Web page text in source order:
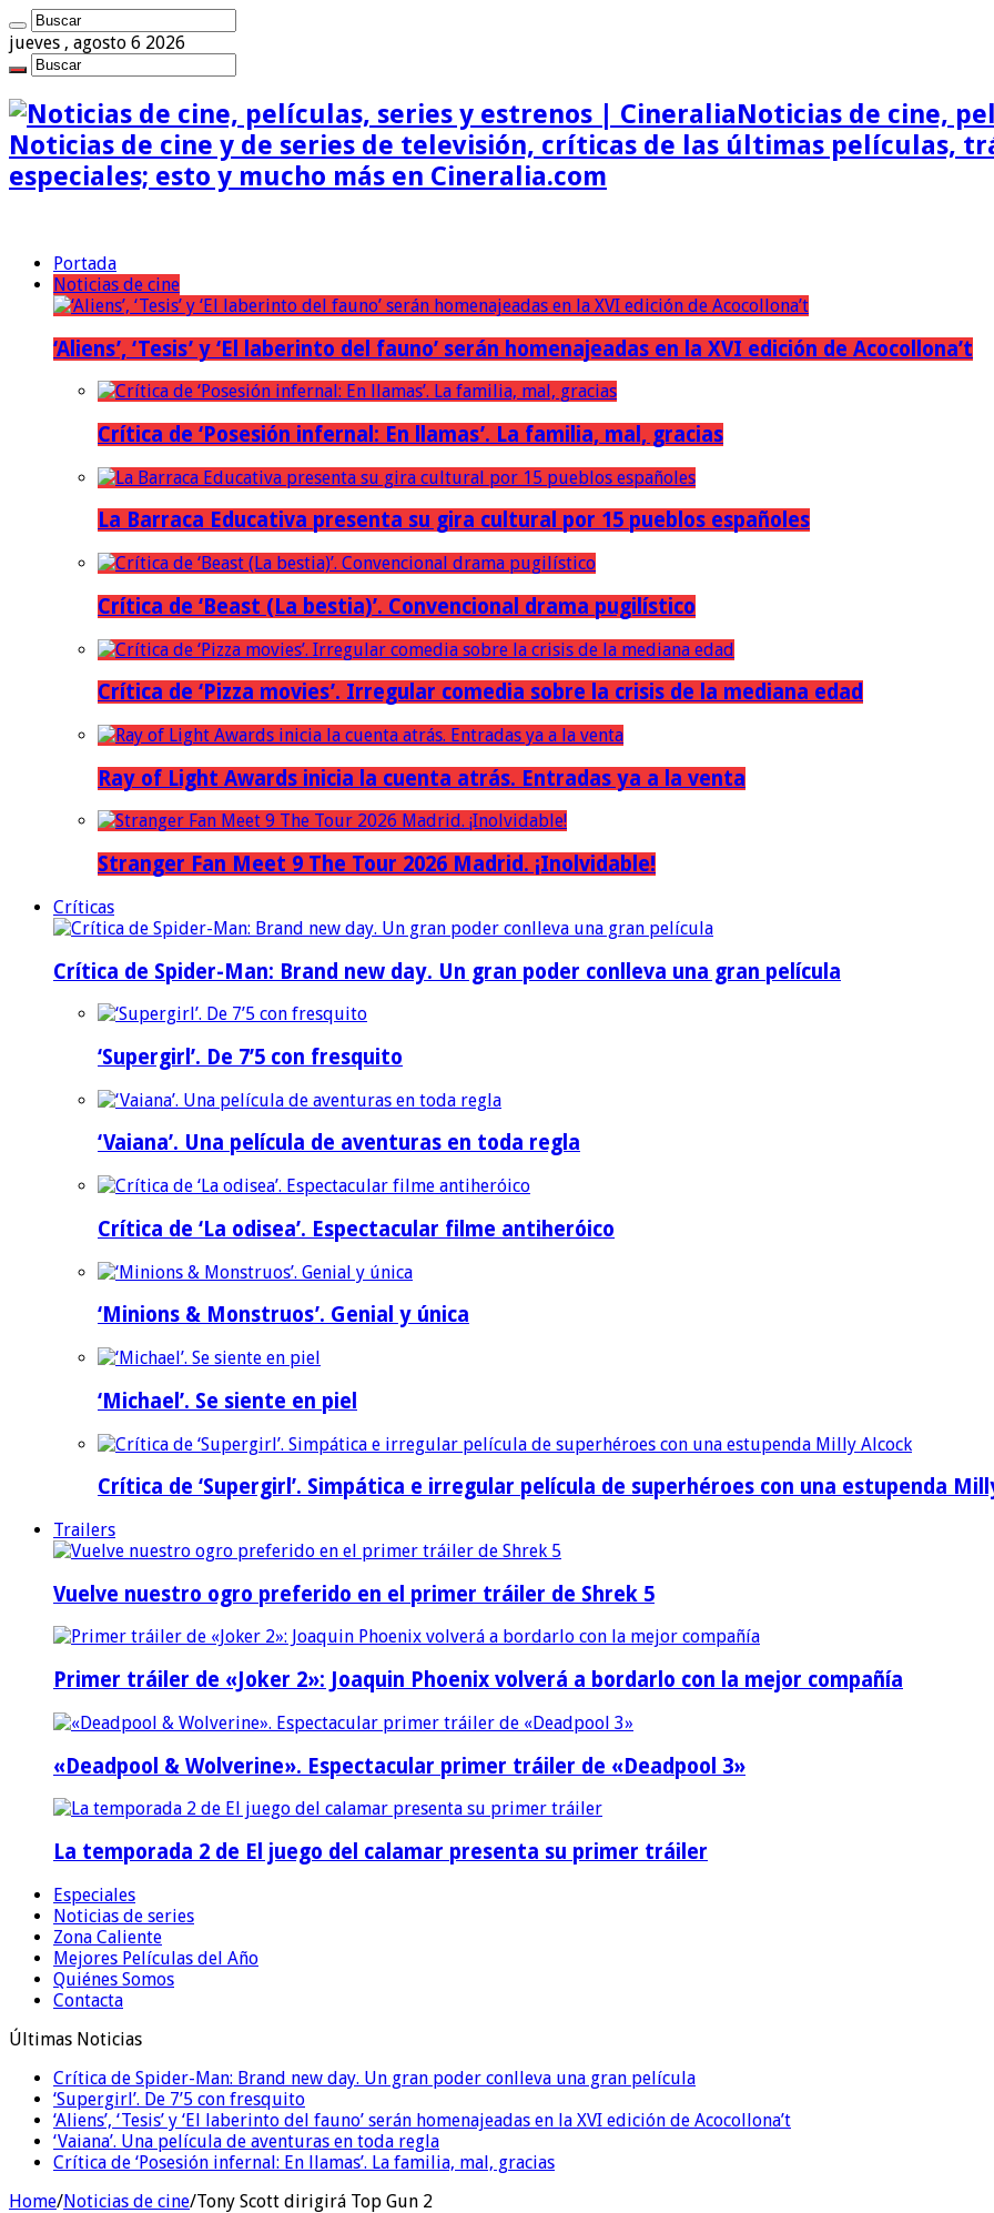
jueves , agosto 6 2026
Noticias de cine,
Noticias de cine y de series de televisión, críticas de las últimas películas,
especiales; esto y mucho más en Cineralia.com
Portada
Noticias de cine
‘Aliens’, ‘Tesis’ y ‘El laberinto del fauno’ serán homenajeadas en la XVI edición de Acocollona’t
Crítica de ‘Posesión infernal: En llamas’. La familia, mal, gracias
La Barraca Educativa presenta su gira cultural por 15 pueblos españoles
Crítica de ‘Beast (La bestia)’. Convencional drama pugilístico
Crítica de ‘Pizza movies’. Irregular comedia sobre la crisis de la mediana edad
Ray of Light Awards inicia la cuenta atrás. Entradas ya a la venta
Stranger Fan Meet 9 The Tour 2026 Madrid. ¡Inolvidable!
Críticas
Crítica de Spider-Man: Brand new day. Un gran poder conlleva una gran película
‘Supergirl’. De 7’5 con fresquito
‘Vaiana’. Una película de aventuras en toda regla
Crítica de ‘La odisea’. Espectacular filme antiheróico
‘Minions & Monstruos’. Genial y única
‘Michael’. Se siente en piel
Crítica de ‘Supergirl’. Simpática e irregular película de superhéroes con una estupenda
Trailers
Vuelve nuestro ogro preferido en el primer tráiler de Shrek 5
Primer tráiler de «Joker 2»: Joaquin Phoenix volverá a bordarlo con la mejor compañía
«Deadpool & Wolverine». Espectacular primer tráiler de «Deadpool 3»
La temporada 2 de El juego del calamar presenta su primer tráiler
Especiales
Noticias de series
Zona Caliente
Mejores Películas del Año
Quiénes Somos
Contacta
Últimas Noticias
Crítica de Spider-Man: Brand new day. Un gran poder conlleva una gran película
‘Supergirl’. De 7’5 con fresquito
‘Aliens’, ‘Tesis’ y ‘El laberinto del fauno’ serán homenajeadas en la XVI edición de Acocollona’t
‘Vaiana’. Una película de aventuras en toda regla
Crítica de ‘Posesión infernal: En llamas’. La familia, mal, gracias
Home/Noticias de cine/Tony Scott dirigirá Top Gun 2